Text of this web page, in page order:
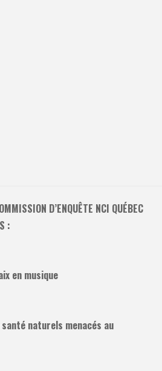
D’ENQUÊTE NCI QUÉBEC
:
en musique
naturels menacés au